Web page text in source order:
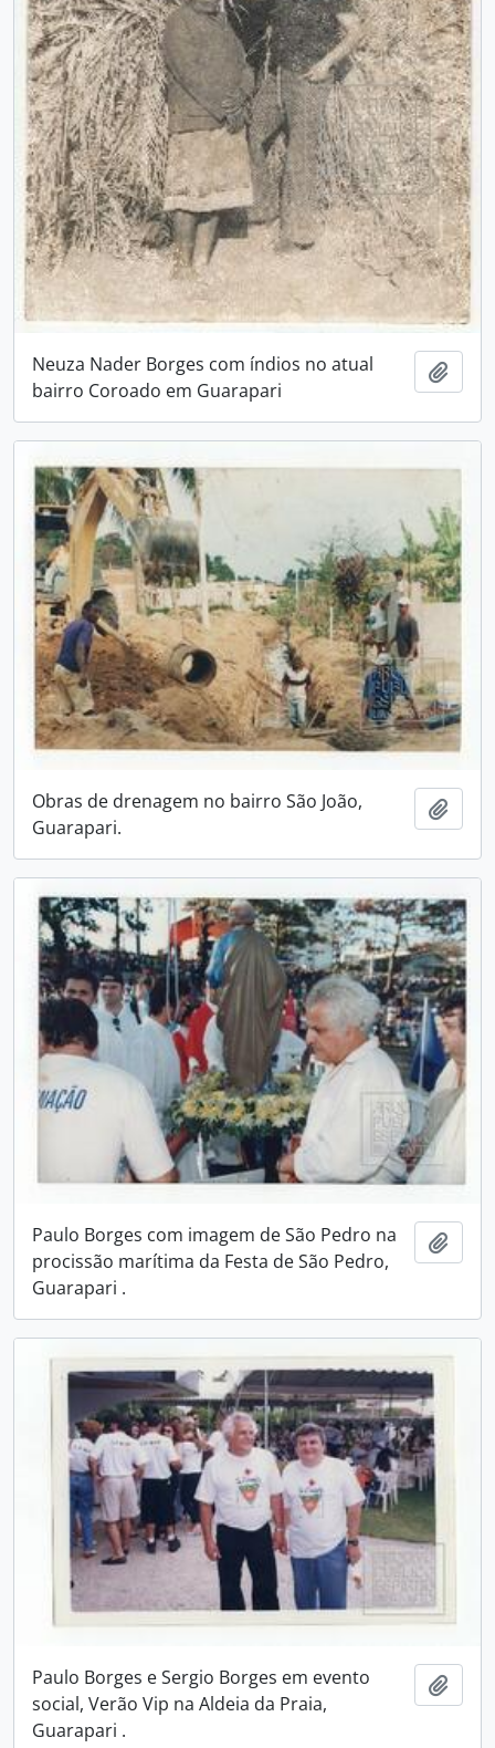
Neuza Nader Borges com índios no atual
bairro Coroado em Guarapari
Obras de drenagem no bairro São João,
Guarapari.
Paulo Borges com imagem de São Pedro na
procissão marítima da Festa de São Pedro,
Guarapari .
Paulo Borges e Sergio Borges em evento
social, Verão Vip na Aldeia da Praia,
Guarapari .